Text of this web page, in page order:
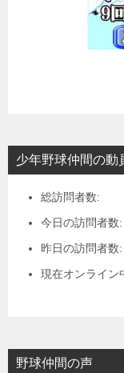
少年野球仲間の動
総訪問者数:
今日の訪問者数:
昨日の訪問者数:
現在オンライン
野球仲間の声